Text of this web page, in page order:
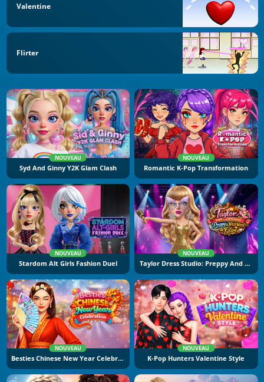
Valentine
Flirter
NOUVEAU
Syd And Ginny Y2K Glam Clash
NOUVEAU
Romantic K-Pop Transformation
NOUVEAU
Stardom Alt Girls Fashion Duel
NOUVEAU
Taylor Dress Studio: Preppy And Wild West Glam
NOUVEAU
Besties Chinese New Year Celebration
NOUVEAU
K-Pop Hunters Valentine Style